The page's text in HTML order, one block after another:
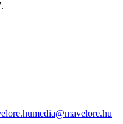
media@mavelore.hu